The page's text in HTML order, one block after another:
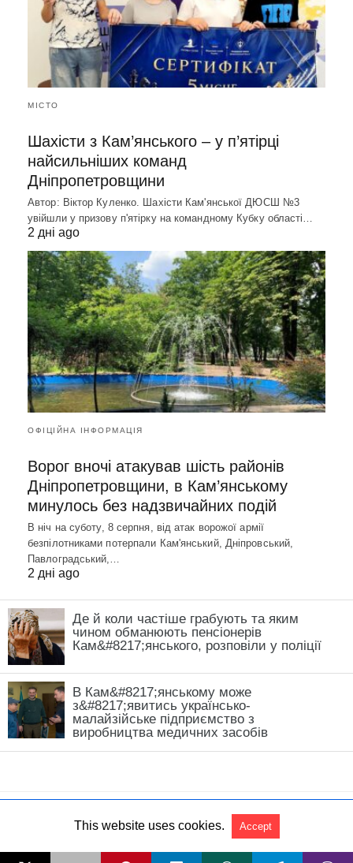
МІСТО
Шахісти з Кам’янського – у п’ятірці
найсильніших команд
Дніпропетровщини
Автор: Віктор Куленко. Шахісти Кам'янської ДЮСШ №3
увійшли у призову п'ятірку на командному Кубку області…
2 дні ago
ОФІЦІЙНА ІНФОРМАЦІЯ
Ворог вночі атакував шість районів
Дніпропетровщини, в Кам’янському
минулось без надзвичайних подій
В ніч на суботу, 8 серпня, від атак ворожої армії
безпілотниками потерпали Кам'янський, Дніпровський,
Павлоградський,…
2 дні ago
Де й коли частіше грабують та яким
чином обманюють пенсіонерів
Кам&#8217;янського, розповіли у поліції
В Кам&#8217;янському може
з&#8217;явитись українсько-
малайзійське підприємство з
виробництва медичних засобів
All Rights Reserved View Non-AMP Version
This website uses cookies. Accept